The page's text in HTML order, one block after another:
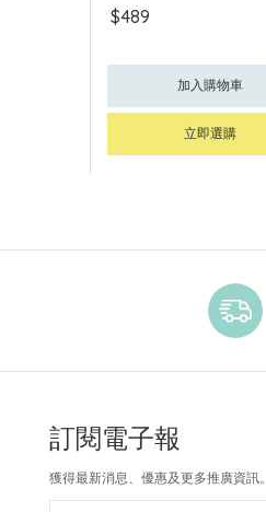
$489
加入購物車
立即選購
訂閱電子報
獲得最新消息、優惠及更多推廣資訊。